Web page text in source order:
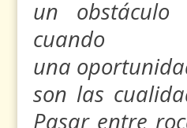
un obstáculo
cuando
una
son las
Pasar entre